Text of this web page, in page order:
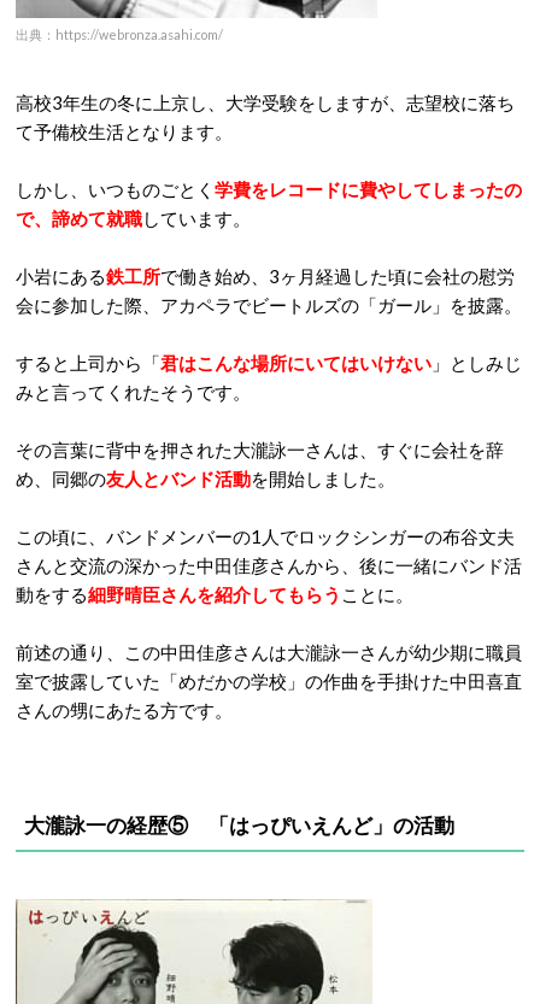
出典：https://webronza.asahi.com/
高校3年生の冬に上京し、大学受験をしますが、志望校に落ち
て予備校生活となります。
しかし、いつものごとく 学費をレコードに費やしてしまったの
で、諦めて就職しています。
小岩にある鉄工所で働き始め、3ヶ月経過した頃に会社の慰労
会に参加した際、アカペラでビートルズの「ガール」を披露。
すると上司から「君はこんな場所にいてはいけない 」としみじ
みと言ってくれたそうです。
その言葉に背中を押された大瀧詠一さんは、すぐに会社を辞
め、同郷の友人とバンド活動を開始しました。
この頃に、バンドメンバーの1人でロックシンガーの布谷文夫
さんと交流の深かった中田佳彦さんから、後に一緒にバンド活
動をする細野晴臣さんを紹介してもらう ことに。
前述の通り、この中田佳彦さんは大瀧詠一さんが幼少期に職員
室で披露していた「めだかの学校」の作曲を手掛けた中田喜直
さんの甥にあたる方です。
大瀧詠一の経歴⑤ 「はっぴいえんど」の活動